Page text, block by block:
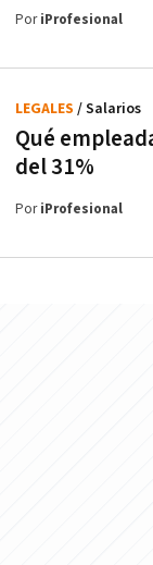
PoriProfesional
Qué
del 31%
LEGALES / Salarios
PoriProfesional